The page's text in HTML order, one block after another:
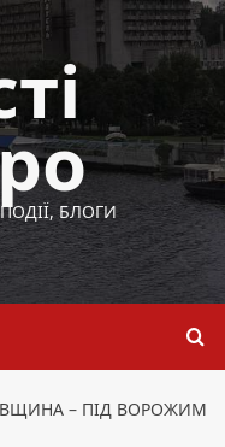
БЛОГИ
– ПІД ВОРОЖИМ